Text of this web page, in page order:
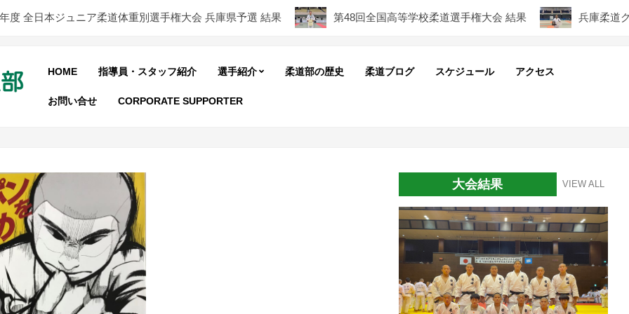
本ジュニア柔道体重別選手権大会 兵庫県予選 結果 第48回全国高等学校柔道選手権大会 結果 兵庫柔道グラン
HOME 指導員・スタッフ紹介 選手紹介 柔道部の歴史 柔道ブログ スケジュール アクセス
お問い合せ CORPORATE SUPPORTER
大会結果 VIEW ALL